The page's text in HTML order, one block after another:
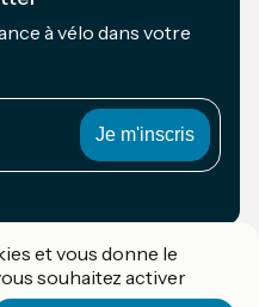
à vélo dans votre
et vous donne le
souhaitez activer